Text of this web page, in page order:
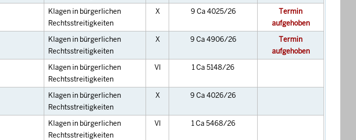
Klagen in bürgerlichen
Rechtsstreitigkeiten
X 9 Ca 4025/26
Termin
aufgehoben
Klagen in bürgerlichen
Rechtsstreitigkeiten
X 9 Ca 4906/26
Termin
aufgehoben
Klagen in bürgerlichen
Rechtsstreitigkeiten
VI 1 Ca 5148/26
Klagen in bürgerlichen
Rechtsstreitigkeiten
X 9 Ca 4026/26
Klagen in bürgerlichen
Rechtsstreitigkeiten
VI 1 Ca 5468/26